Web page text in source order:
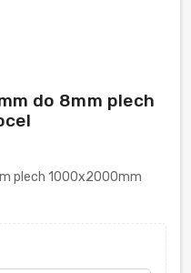
do 8mm plech
plech 1000x2000mm